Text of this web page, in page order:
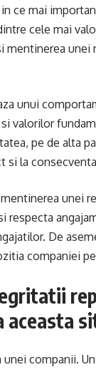
ce mai
cele mai
mentinerea
unui
valorilor
pe de alta
la
unei
De
companiei
aceasta
companii.